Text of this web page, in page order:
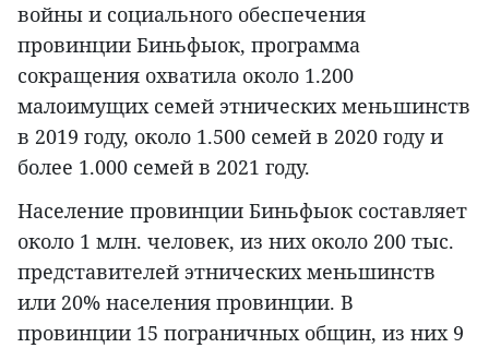
войны и социального обеспечения
провинции Биньфыок, программа
сокращения охватила около 1.200
малоимущих семей этнических меньшинств
в 2019 году, около 1.500 семей в 2020 году и
более 1.000 семей в 2021 году.
Население провинции Биньфыок составляет
около 1 млн. человек, из них около 200 тыс.
представителей этнических меньшинств
или 20% населения провинции. В
провинции 15 пограничных общин, из них 9